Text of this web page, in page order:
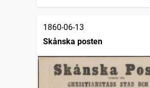
1860-06-13
Skånska posten